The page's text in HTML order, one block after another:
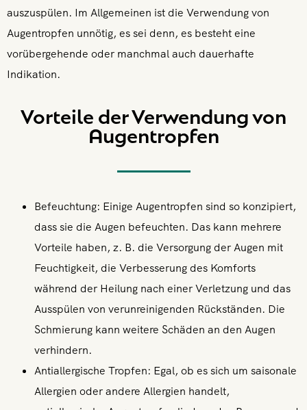
auszuspülen. Im Allgemeinen ist die Verwendung von
Augentropfen unnötig, es sei denn, es besteht eine
vorübergehende oder manchmal auch dauerhafte
Indikation.
Vorteile der Verwendung von
Augentropfen
Befeuchtung: Einige Augentropfen sind so konzipiert,
dass sie die Augen befeuchten. Das kann mehrere
Vorteile haben, z. B. die Versorgung der Augen mit
Feuchtigkeit, die Verbesserung des Komforts
während der Heilung nach einer Verletzung und das
Ausspülen von verunreinigenden Rückständen. Die
Schmierung kann weitere Schäden an den Augen
verhindern.
Antiallergische Tropfen: Egal, ob es sich um saisonale
Allergien oder andere Allergien handelt,